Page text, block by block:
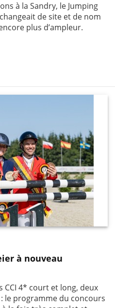
à la Sandry, le Jumping
de site et de nom
plus d’ampleur.
à nouveau
CCI 4* court et long, deux
le programme du concours